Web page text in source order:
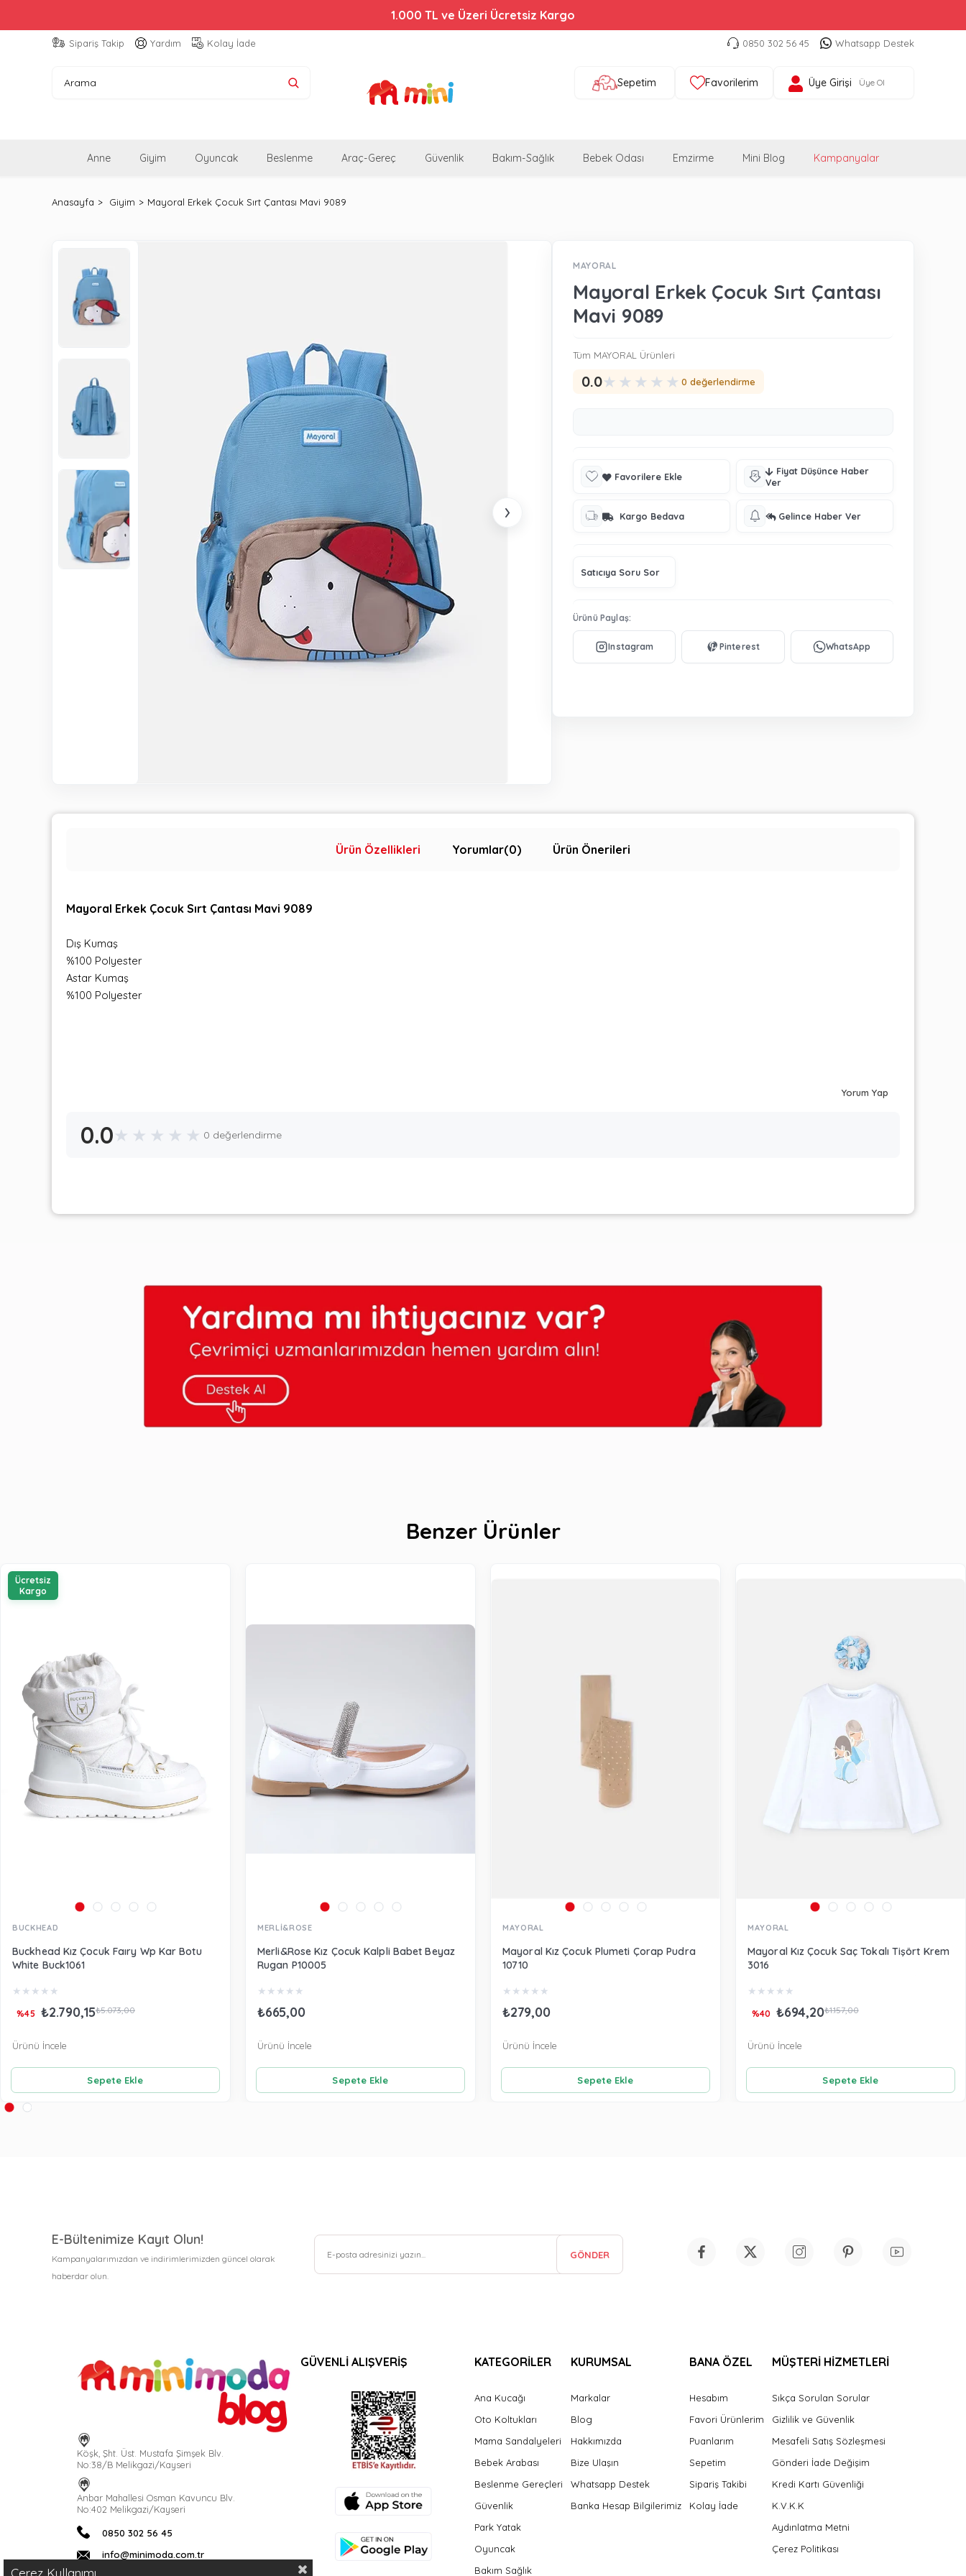
1.000 TL ve Üzeri Ücretsiz Kargo
Sipariş Takip Yardım Kolay İade 0850 302 56 45 Whatsapp Destek
Sepetim Favorilerim Üye Girişi Üye Ol
Anne Giyim Oyuncak Beslenme Araç-Gereç Güvenlik Bakım-Sağlık Bebek Odası Emzirme Mini Blog Kampanyalar
Anasayfa Giyim Mayoral Erkek Çocuk Sırt Çantası Mavi 9089
›
MAYORAL
Mayoral Erkek Çocuk Sırt Çantası
Mavi 9089
Tüm MAYORAL Ürünleri
0.0★ ★ ★ ★ ★ 0 değerlendirme
Favorilere Ekle
Fiyat Düşünce Haber
Ver
Kargo Bedava Gelince Haber Ver
Satıcıya Soru Sor
Ürünü Paylaş:
Ürün Özellikleri Yorumlar(0) Ürün Önerileri
Mayoral Erkek Çocuk Sırt Çantası Mavi 9089
Dış Kumaş
%100 Polyester
Astar Kumaş
%100 Polyester
Yorum Yap
0.0★ ★ ★ ★ ★ 0 değerlendirme
Benzer Ürünler
BUCKHEAD
Buckhead Kız Çocuk Faıry Wp Kar Botu
White Buck1061
★ ★ ★ ★ ★
₺2.790,15₺5.073,00
%45
Sepete Ekle
Ürünü İncele
Ücretsiz
Kargo
MERLİ&ROSE
Merli&Rose Kız Çocuk Kalpli Babet Beyaz
Rugan P10005
★ ★ ★ ★ ★
₺665,00
Sepete Ekle
Ürünü İncele
MAYORAL
Mayoral Kız Çocuk Plumeti Çorap Pudra
10710
★ ★ ★ ★ ★
₺279,00
Sepete Ekle
Ürünü İncele
MAYORAL
Mayoral Kız Çocuk Saç Tokalı Tişört Krem
3016
★ ★ ★ ★ ★
₺694,20₺1.157,00
%40
Sepete Ekle
Ürünü İncele
E-Bültenimize Kayıt Olun!
Kampanyalarımızdan ve indirimlerimizden güncel olarak
haberdar olun.
GÖNDER
Köşk, Şht. Üst. Mustafa Şimşek Blv.
No:38/B Melikgazi/Kayseri
Anbar Mahallesi Osman Kavuncu Blv.
No:402 Melikgazi/Kayseri
0850 302 56 45
info@minimoda.com.tr
GÜVENLİ ALIŞVERİŞ KATEGORİLER
Ana Kucağı
Oto Koltukları
Mama Sandalyeleri
Bebek Arabası
Beslenme Gereçleri
Güvenlik
Park Yatak
Oyuncak
Bakım Sağlık
KURUMSAL
Markalar
Blog
Hakkımızda
Bize Ulaşın
Whatsapp Destek
Banka Hesap Bilgilerimiz
BANA ÖZEL
Hesabım
Favori Ürünlerim
Puanlarım
Sepetim
Sipariş Takibi
Kolay İade
MÜŞTERİ HİZMETLERİ
Sıkça Sorulan Sorular
Gizlilik ve Güvenlik
Mesafeli Satış Sözleşmesi
Gönderi İade Değişim
Kredi Kartı Güvenliği
K.V.K.K
Aydınlatma Metni
Çerez Politikası
Çerez Kullanımı